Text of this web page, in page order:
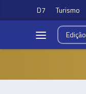
D7 Turismo
Edição